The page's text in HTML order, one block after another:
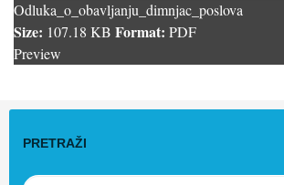
Odluka_o_obavljanju_dimnjac_poslova
Size: 107.18 KB Format: PDF
Preview
PRETRAŽI